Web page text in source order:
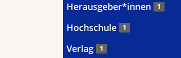
Herausgeber*innen 1
Hochschule 1
Verlag 1